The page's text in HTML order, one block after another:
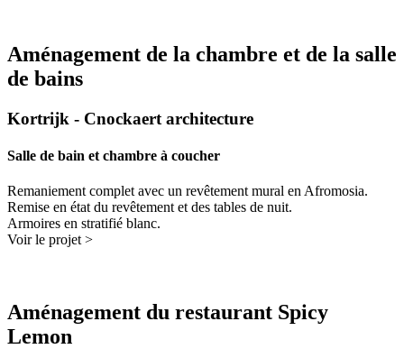
Aménagement de la chambre et de la salle
de bains
Kortrijk - Cnockaert architecture
Salle de bain et chambre à coucher
Remaniement complet avec un revêtement mural en Afromosia.
Remise en état du revêtement et des tables de nuit.
Armoires en stratifié blanc.
Voir le projet >
Aménagement du restaurant Spicy
Lemon